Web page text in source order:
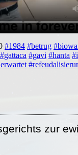
#1984 #betrug
#gattaca #gavi #hanta
zur